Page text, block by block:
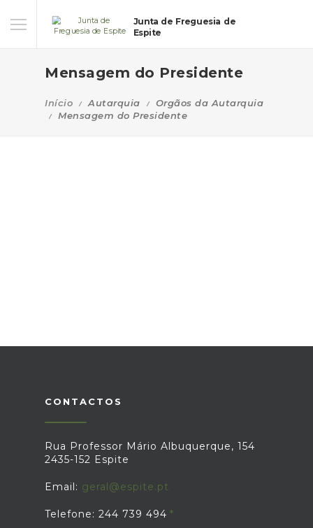
Junta de Freguesia de
Espite
Mensagem do Presidente
Início Autarquia
Orgãos da Autarquia
Mensagem do Presidente
CONTACTOS
Rua Professor Mário Albuquerque, 154
2435-152 Espite
Email: geral@espite.pt
Telefone: 244 739 494